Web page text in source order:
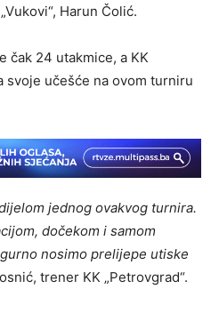
Harun Čolić.
čak 24 utakmice, a KK
svoje učešće na ovom turniru
jednog ovakvog turnira.
dočekom i samom
nosimo prelijepe utiske
trener KK „Petrovgrad“.